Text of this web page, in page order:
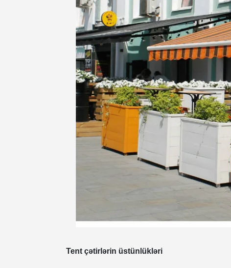
Tent çətirlərin üstünlükləri